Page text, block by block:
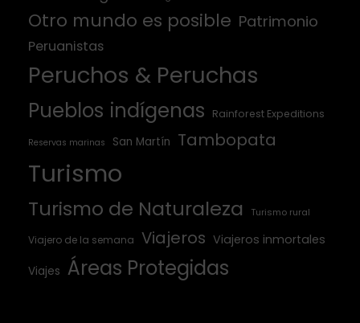
Otro mundo es posible Patrimonio
Peruanistas
Peruchos & Peruchas
Pueblos indígenas Rainforest Expeditions
Reservas marinas San Martín Tambopata
Turismo
Turismo de Naturaleza Turismo rural
Viajero de la semana Viajeros Viajeros inmortales
Viajes Áreas Protegidas